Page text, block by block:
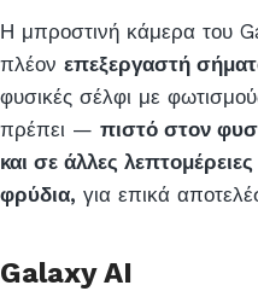
Η μπροστινή κάμερα του
πλέον επεξεργαστή
φυσικές σέλφι με
πρέπει — πιστό στον
και σε άλλες
φρύδια, για επικά
Galaxy AI